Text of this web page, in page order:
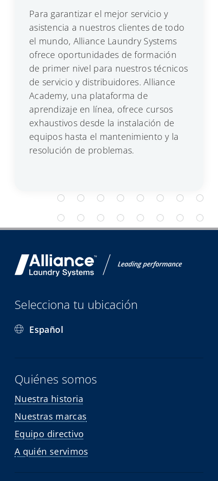
Para garantizar el mejor servicio y
asistencia a nuestros clientes de todo
el mundo, Alliance Laundry Systems
ofrece oportunidades de formación
de primer nivel para nuestros técnicos
de servicio y distribuidores. Alliance
Academy, una plataforma de
aprendizaje en línea, ofrece cursos
exhaustivos desde la instalación de
equipos hasta el mantenimiento y la
resolución de problemas.
Selecciona tu ubicación
Español
Quiénes somos
Nuestra historia
Nuestras marcas
Equipo directivo
A quién servimos